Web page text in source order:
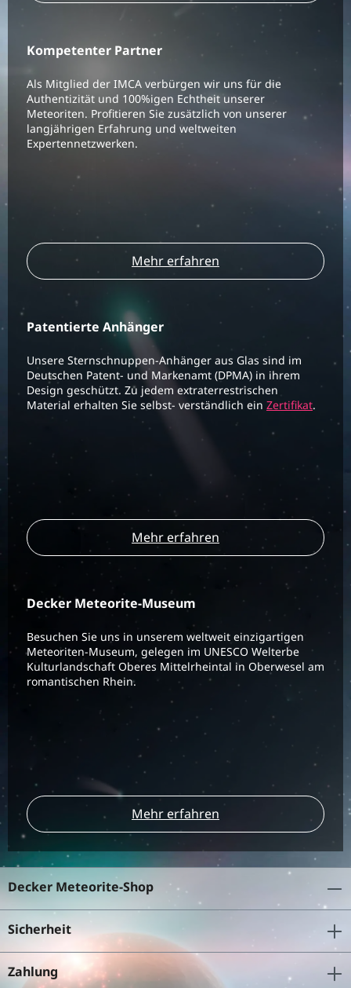
Kompetenter Partner
Als Mitglied der IMCA verbürgen wir uns für die
Authentizität und 100%igen Echtheit unserer
Meteoriten. Profitieren Sie zusätzlich von unserer
langjährigen Erfahrung und weltweiten
Expertennetzwerken.
Mehr erfahren
Patentierte Anhänger
Unsere Sternschnuppen-Anhänger aus Glas sind im
Deutschen Patent- und Markenamt (DPMA) in ihrem
Design geschützt. Zu jedem extraterrestrischen
Material erhalten Sie selbst- verständlich ein Zertifikat.
Mehr erfahren
Decker Meteorite-Museum
Besuchen Sie uns in unserem weltweit einzigartigen
Meteoriten-Museum, gelegen im UNESCO Welterbe
Kulturlandschaft Oberes Mittelrheintal in Oberwesel am
romantischen Rhein.
Mehr erfahren
Decker Meteorite-Shop
Sicherheit
Zahlung